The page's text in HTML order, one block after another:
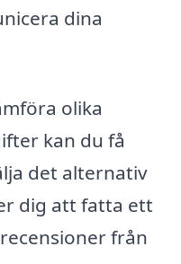
dina
olika
kan du få
det alternativ
dig att fatta ett
från